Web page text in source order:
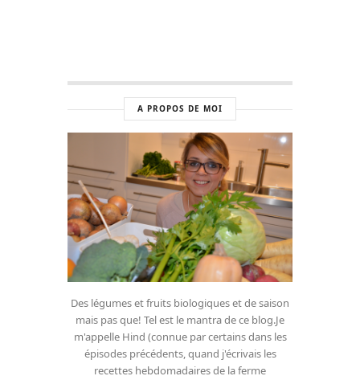
A PROPOS DE MOI
Des légumes et fruits biologiques et de saison
mais pas que! Tel est le mantra de ce blog.Je
m'appelle Hind (connue par certains dans les
épisodes précédents, quand j'écrivais les
recettes hebdomadaires de la ferme